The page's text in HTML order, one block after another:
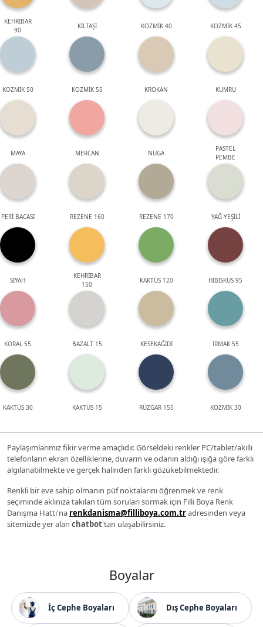
KEHRİBAR
90
KİLTAŞI KOZMİK 40 KOZMİK 45
KOZMİK 50 KOZMİK 55 KROKAN KUMRU
MAYA MERCAN NUGA
PASTEL
PEMBE
PERİ BACASI REZENE 160 REZENE 170 YAĞ YEŞİLİ
SİYAH
KEHRİBAR
150
KAKTÜS 120 HİBİSKUS 95
KORAL 55 BAZALT 15 KESEKAĞIDI IRMAK 55
KAKTÜS 30 KAKTÜS 15 RÜZGAR 155 KOZMİK 30
Paylaşımlarımız fikir verme amaçlıdır. Görseldeki renkler PC/tablet/akıllı
telefonların ekran özelliklerine, duvarın ve odanın aldığı ışığa göre farklı
algılanabilmekte ve gerçek halinden farklı gözükebilmektedir.
Renkli bir eve sahip olmanın püf noktalarını öğrenmek ve renk
seçiminde aklınıza takılan tüm soruları sormak için Filli Boya Renk
Danışma Hattı'na renkdanisma@filliboya.com.tradresinden veya
sitemizde yer alan chatbot'tan ulaşabilirsiniz.
Boyalar
İç Cephe Boyaları Dış Cephe Boyaları